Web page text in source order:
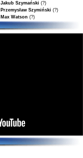
Jakub Szymański (?)
Przemysław Szymiński (?)
Max Watson (?)